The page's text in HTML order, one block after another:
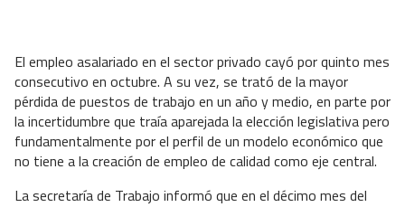
El empleo asalariado en el sector privado cayó por quinto mes
consecutivo en octubre. A su vez, se trató de la mayor
pérdida de puestos de trabajo en un año y medio, en parte por
la incertidumbre que traía aparejada la elección legislativa pero
fundamentalmente por el perfil de un modelo económico que
no tiene a la creación de empleo de calidad como eje central.
La secretaría de Trabajo informó que en el décimo mes del